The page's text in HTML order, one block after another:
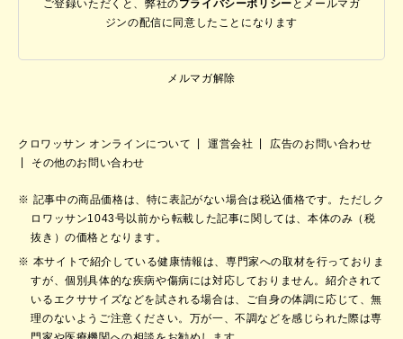
ご登録いただくと、弊社のプライバシーポリシー と メールマガ
ジンの配信に同意したことになります
メルマガ解除
クロワッサン オンラインについて 運営会社
広告のお問い合わせ
その他のお問い合わせ
記事中の商品価格は、特に表記がない場合は税込価格です。ただしク
ロワッサン1043号以前から転載した記事に関しては、本体のみ（税
抜き）の価格となります。
本サイトで紹介している健康情報は、専門家への取材を行っておりま
すが、個別具体的な疾病や傷病には対応しておりません。紹介されて
いるエクササイズなどを試される場合は、ご自身の体調に応じて、無
理のないようご注意ください。万が一、不調などを感じられた際は専